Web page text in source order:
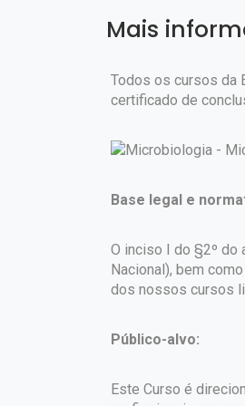
Mais
Todos os cursos da
certificado de
Base legal e
O inciso I do §2º do
Nacional), bem
dos nossos cursos
Público-alvo:
Este Curso é